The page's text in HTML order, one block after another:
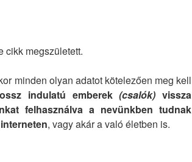
cikk megszületett.
minden olyan adatot kötelezően meg kell
indulatú emberek(csalók) vissza
felhasználva a nevünkben tudnak
, vagy akár a való életben is.